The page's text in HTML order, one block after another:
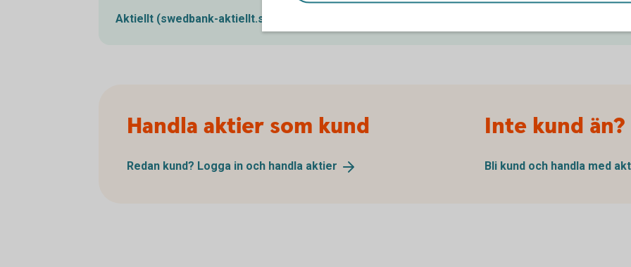
Aktiellt (swedbank-aktiellt.se)
Handla aktier som kund
Redan kund? Logga in och handla aktier
Inte kund än?
Bli kund och handla med